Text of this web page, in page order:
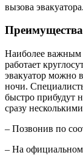
вызова эвакуатора.
Преимущества
Наиболее важным
работает
эвакуатор можно
ночи.
быстро прибудут
сразу
– Позвонив по
– На